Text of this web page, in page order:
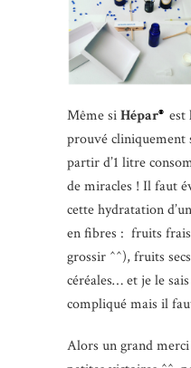
Même siHépar® est
prouvé cliniquement
partir d’1 litre
de miracles ! Il faut
cette hydratation
en fibres : fruits
grossir ^^), fruits
céréales… et je le sais
compliqué mais il
Alors un grand